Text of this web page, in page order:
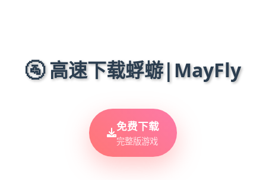
🚰 高速下载蜉蝣|MayFly
免费下载
完整版游戏